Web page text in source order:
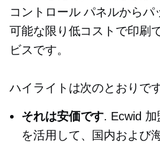
コントロール パネルからパ
可能な限り低コストで印刷
ビスです。
ハイライトは次のとおりです
それは安価です. Ecwid 加
を活用して、国内および